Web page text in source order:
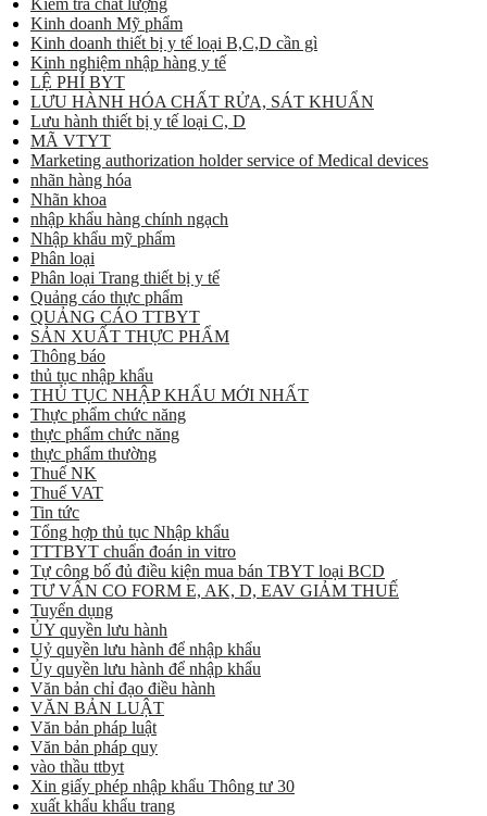
Kinh doanh Mỹ phẩm
Kinh doanh thiết bị y tế loại B,C,D cần gì
Kinh nghiệm nhập hàng y tế
LỆ PHÍ BYT
LƯU HÀNH HÓA CHẤT RỬA, SÁT KHUẨN
Lưu hành thiết bị y tế loại C, D
MÃ VTYT
Marketing authorization holder service of Medical devices
nhãn hàng hóa
Nhãn khoa
nhập khẩu hàng chính ngạch
Nhập khẩu mỹ phẩm
Phân loại
Phân loại Trang thiết bị y tế
Quảng cáo thực phẩm
QUẢNG CÁO TTBYT
SẢN XUẤT THỰC PHẨM
Thông báo
thủ tục nhập khẩu
THỦ TỤC NHẬP KHẨU MỚI NHẤT
Thực phẩm chức năng
thực phẩm chức năng
thực phẩm thường
Thuế NK
Thuế VAT
Tin tức
Tổng hợp thủ tục Nhập khẩu
TTTBYT chuẩn đoán in vitro
Tự công bố đủ điều kiện mua bán TBYT loại BCD
TƯ VẤN CO FORM E, AK, D, EAV GIẢM THUẾ
Tuyển dụng
ỦY quyền lưu hành
Uỷ quyền lưu hành để nhập khẩu
Ủy quyền lưu hành để nhập khẩu
Văn bản chỉ đạo điều hành
VĂN BẢN LUẬT
Văn bản pháp luật
Văn bản pháp quy
vào thầu ttbyt
Xin giấy phép nhập khẩu Thông tư 30
xuất khẩu khẩu trang